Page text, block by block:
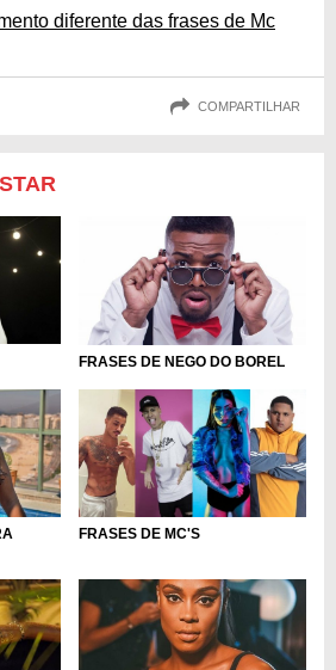
diferente das frases de Mc
COMPARTILHAR
FRASES DE NEGO DO BOREL
FRASES DE MC'S